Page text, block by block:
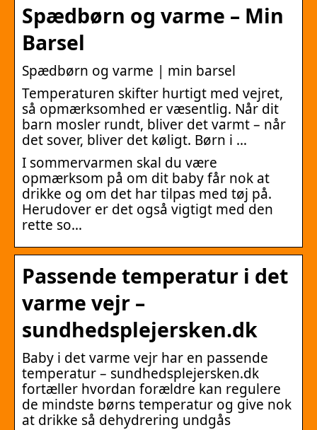
Spædbørn og varme – Min
Barsel
Spædbørn og varme | min barsel
Temperaturen skifter hurtigt med vejret,
så opmærksomhed er væsentlig. Når dit
barn mosler rundt, bliver det varmt – når
det sover, bliver det køligt. Børn i …
I sommervarmen skal du være
opmærksom på om dit baby får nok at
drikke og om det har tilpas med tøj på.
Herudover er det også vigtigt med den
rette so…
Passende temperatur i det
varme vejr –
sundhedsplejersken.dk
Baby i det varme vejr har en passende
temperatur – sundhedsplejersken.dk
fortæller hvordan forældre kan regulere
de mindste børns temperatur og give nok
at drikke så dehydrering undgås